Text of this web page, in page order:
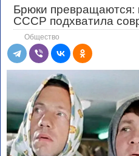
Брюки превращаются:
СССР подхватила
Общество